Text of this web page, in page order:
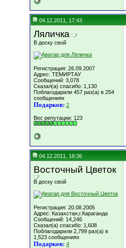
04.12.2011, 17:43
Ляличка
В доску свой
Регистрация: 26.09.2007
Адрес: ТЕМИРТАУ
Сообщений: 3,078
Сказал(а) спасибо: 1,130
Поблагодарили 457 раз(а) в 254
сообщениях
Подарков: 2
Вес репутации: 123
04.12.2011, 18:36
Восточный Цветок
В доску свой
Регистрация: 20.08.2005
Адрес: Казахстан,г.Караганда
Сообщений: 14,246
Сказал(а) спасибо: 1,608
Поблагодарили 2,799 раз(а) в
1,523 сообщениях
Подарков: 4